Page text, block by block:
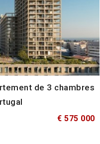
de 3 chambres
€ 575 000